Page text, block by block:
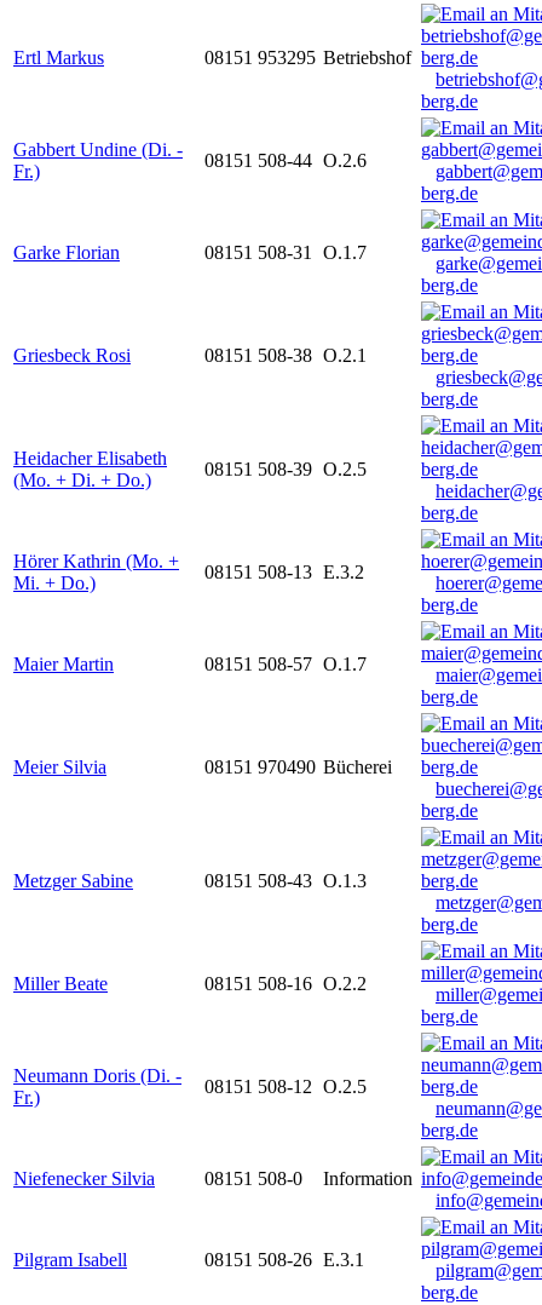
Ertl Markus 08151 953295 Betriebshof
berg.de
Gabbert Undine (Di. -
Fr.)
08151 508-44 O.2.6
berg.de
Garke Florian 08151 508-31 O.1.7
berg.de
Griesbeck Rosi 08151 508-38 O.2.1
berg.de
Heidacher Elisabeth
(Mo. + Di. + Do.)
08151 508-39 O.2.5
berg.de
Hörer Kathrin (Mo. +
Mi. + Do.)
08151 508-13 E.3.2
berg.de
Maier Martin 08151 508-57 O.1.7
berg.de
Meier Silvia 08151 970490 Bücherei
berg.de
Metzger Sabine 08151 508-43 O.1.3
berg.de
Miller Beate 08151 508-16 O.2.2
berg.de
Neumann Doris (Di. -
Fr.)
08151 508-12 O.2.5
berg.de
Niefenecker Silvia 08151 508-0
Information
Pilgram Isabell 08151 508-26 E.3.1
berg.de